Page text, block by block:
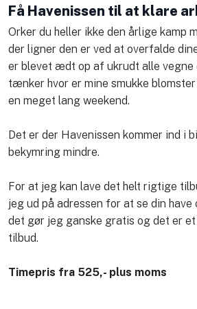
Få Havenissen til at klare
Orker du heller ikke den årlige kamp
der ligner den er ved at overfalde
er blevet ædt op af ukrudt alle vegne
tænker hvor er mine smukke
en meget lang weekend.
Det er der Havenissen kommer ind i
bekymring mindre.
​For at jeg kan lave det helt rigtige
jeg ud på adressen for at se din
det gør jeg ganske gratis og det er
tilbud.
Timepris fra 525,- plus moms